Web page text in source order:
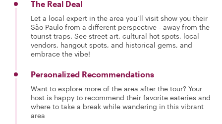
The Real Deal
Let a local expert in the area you’ll visit show you their
São Paulo from a different perspective - away from the
tourist traps. See street art, cultural hot spots, local
vendors, hangout spots, and historical gems, and
embrace the vibe!
Personalized Recommendations
Want to explore more of the area after the tour? Your
host is happy to recommend their favorite eateries and
where to take a break while wandering in this vibrant
area